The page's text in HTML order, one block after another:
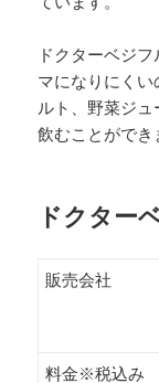
ドクターベジ
マになりにく
ルト、野菜ジ
飲むことができ
ドクター
販売会社
料金※税込み